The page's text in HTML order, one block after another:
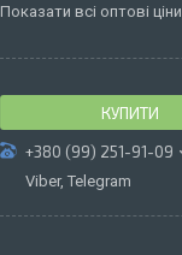
Показати всі оптові ціни
КУПИТИ
+380 (99) 251-91-09
Viber, Telegram